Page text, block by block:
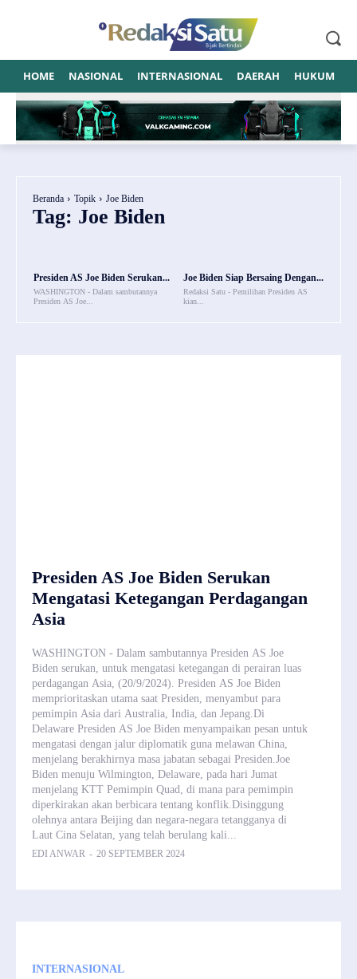
HOME NASIONAL INTERNASIONAL DAERAH HUKUM
Beranda Topik Joe Biden
Tag: Joe Biden
Presiden AS Joe Biden Serukan...
WASHINGTON - Dalam sambutannya
Presiden AS Joe...
Joe Biden Siap Bersaing Dengan...
Redaksi Satu - Pemilihan Presiden AS
kian...
Presiden AS Joe Biden Serukan
Mengatasi Ketegangan Perdagangan
Asia
WASHINGTON - Dalam sambutannya Presiden AS Joe
Biden serukan, untuk mengatasi ketegangan di perairan luas
perdagangan Asia, (20/9/2024). Presiden AS Joe Biden
memprioritaskan utama saat Presiden, menyambut para
pemimpin Asia dari Australia, India, dan Jepang.Di
Delaware Presiden AS Joe Biden menyampaikan pesan untuk
mengatasi dengan jalur diplomatik guna melawan China,
menjelang berakhirnya masa jabatan sebagai Presiden.Joe
Biden menuju Wilmington, Delaware, pada hari Jumat
menjelang KTT Pemimpin Quad, di mana para pemimpin
diperkirakan akan berbicara tentang konflik.Disinggung
olehnya antara Beijing dan negara-negara tetangganya di
Laut Cina Selatan, yang telah berulang kali...
EDI ANWAR - 20 SEPTEMBER 2024
INTERNASIONAL